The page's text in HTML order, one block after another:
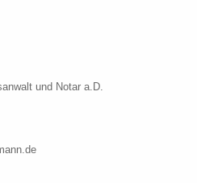
und Notar a.D.